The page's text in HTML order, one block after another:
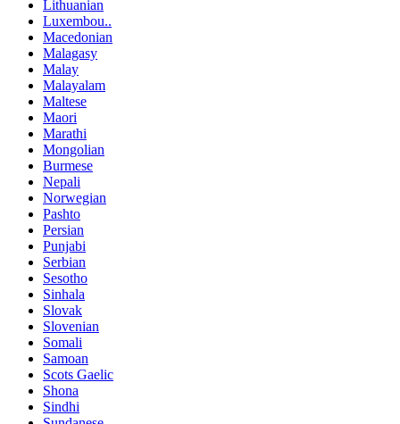
Lithuanian
Luxembou..
Macedonian
Malagasy
Malay
Malayalam
Maltese
Maori
Marathi
Mongolian
Burmese
Nepali
Norwegian
Pashto
Persian
Punjabi
Serbian
Sesotho
Sinhala
Slovak
Slovenian
Somali
Samoan
Scots Gaelic
Shona
Sindhi